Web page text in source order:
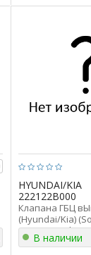
HYUNDAI/KIA
222122B000
Клапана ГБЦ
(Hyundai/Kia)
(1шт) Hyundai
222122B000 ан
В наличии